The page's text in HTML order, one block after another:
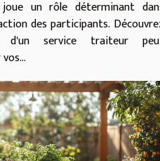
joue un rôle déterminant
des participants.
d'un service traiteur